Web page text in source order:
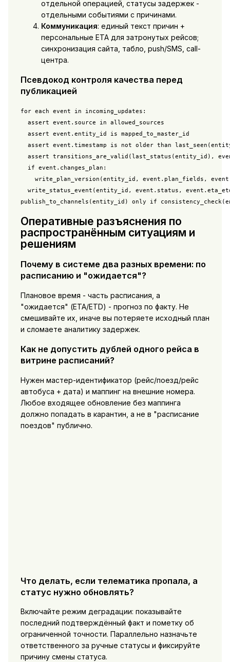
отдельной операцией, статусы задержек -
отдельными событиями с причинами.
Коммуникация: единый текст причин +
персональные ETA для затронутых рейсов;
синхронизация сайта, табло, push/SMS, call-
центра.
Псевдокод контроля качества перед
публикацией
for each event in incoming_updates:
  assert event.source in allowed_sources
  assert event.entity_id is mapped_to_master_id
assert event.timestamp is not older than
assert transitions_are_valid(last_status(entity_id),
  if event.changes_plan:
write_plan_version(entity_id, event.plan_fields,
write_status_event(entity_id, event.status,
publish_to_channels(entity_id) only if
Оперативные разъяснения по
распространённым ситуациям и
решениям
Почему в системе два разных времени: по
расписанию и "ожидается"?
Плановое время - часть расписания, а
"ожидается" (ETA/ETD) - прогноз по факту. Не
смешивайте их, иначе вы потеряете исходный план
и сломаете аналитику задержек.
Как не допустить дублей одного рейса в
витрине расписаний?
Нужен мастер-идентификатор (рейс/поезд/рейс
автобуса + дата) и маппинг на внешние номера.
Любое входящее обновление без маппинга
должно попадать в карантин, а не в "расписание
поездов" публично.
Что делать, если телематика пропала, а
статус нужно обновлять?
Включайте режим деградации: показывайте
последний подтверждённый факт и пометку об
ограниченной точности. Параллельно назначьте
ответственного за ручные статусы и фиксируйте
причину смены статуса.